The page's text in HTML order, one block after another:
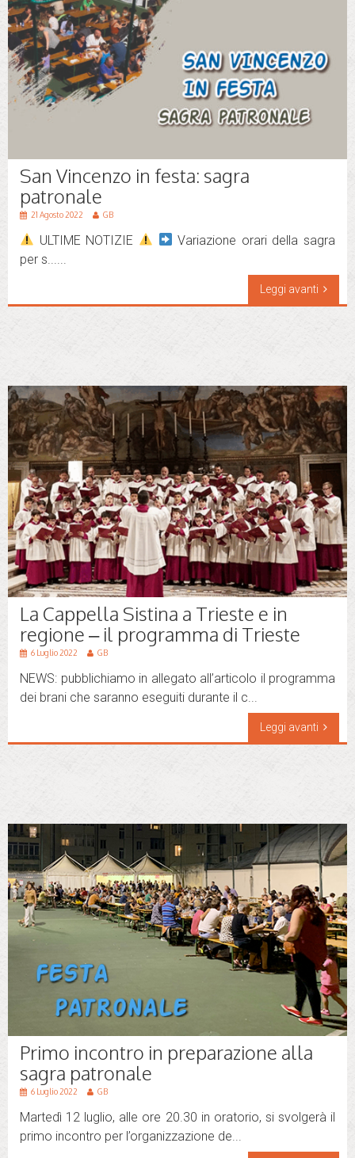
San Vincenzo in festa: sagra
patronale
21 Agosto 2022 GB
ULTIME NOTIZIE
Variazione orari della sagra
per s......
Leggi avanti
La Cappella Sistina a Trieste e in
regione – il programma di Trieste
6 Luglio 2022 GB
NEWS: pubblichiamo in allegato all’articolo il programma
dei brani che saranno eseguiti durante il c...
Leggi avanti
Primo incontro in preparazione alla
sagra patronale
6 Luglio 2022 GB
Martedì 12 luglio, alle ore 20.30 in oratorio, si svolgerà il
primo incontro per l’organizzazione de...